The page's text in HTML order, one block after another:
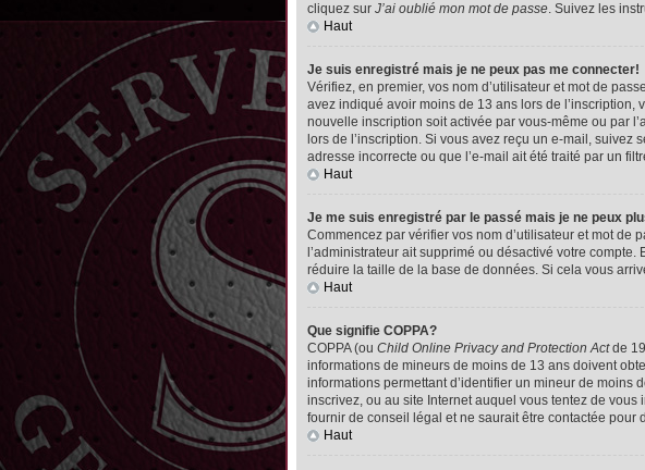
cliquez sur J’ai oublié mon mot de passe. Suivez les
Haut
Je suis enregistré mais je ne peux pas me connecter!
Vérifiez, en premier, vos nom d’utilisateur et mot de
avez indiqué avoir moins de 13 ans lors de
nouvelle inscription soit activée par vous-même ou par
lors de l’inscription. Si vous avez reçu un e-mail, suivez
adresse incorrecte ou que l’e-mail ait été traité par un
Haut
Je me suis enregistré par le passé mais je ne peux
Commencez par vérifier vos nom d’utilisateur et mot de
l’administrateur ait supprimé ou désactivé votre
réduire la taille de la base de données. Si cela vous
Haut
Que signifie COPPA?
COPPA (ou Child Online Privacy and Protection Actde
informations de mineurs de moins de 13 ans doivent
informations permettant d’identifier un mineur de moins
inscrivez, ou au site Internet auquel vous tentez de
fournir de conseil légal et ne saurait être contactée
Haut